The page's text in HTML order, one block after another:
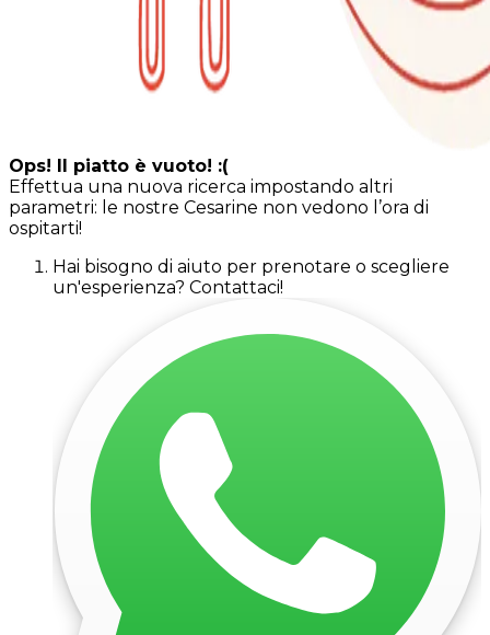
Ops! Il piatto è vuoto! :(
Effettua una nuova ricerca impostando altri
parametri: le nostre Cesarine non vedono l’ora di
ospitarti!
Hai bisogno di aiuto per prenotare o scegliere
un'esperienza? Contattaci!